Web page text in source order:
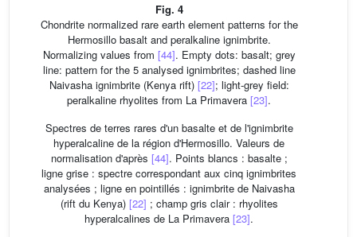
Fig. 4
Chondrite normalized rare earth element patterns for the
Hermosillo basalt and peralkaline ignimbrite.
Normalizing values from [44]. Empty dots: basalt; grey
line: pattern for the 5 analysed ignimbrites; dashed line
Naivasha ignimbrite (Kenya rift) [22]; light-grey field:
peralkaline rhyolites from La Primavera [23].
Spectres de terres rares d'un basalte et de l'ignimbrite
hyperalcaline de la région d'Hermosillo. Valeurs de
normalisation d'après [44]. Points blancs : basalte ;
ligne grise : spectre correspondant aux cinq ignimbrites
analysées ; ligne en pointillés : ignimbrite de Naivasha
(rift du Kenya) [22] ; champ gris clair : rhyolites
hyperalcalines de La Primavera [23].